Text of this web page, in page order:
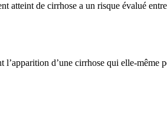
atteint de cirrhose a un risque évalué
d’une cirrhose qui elle-même